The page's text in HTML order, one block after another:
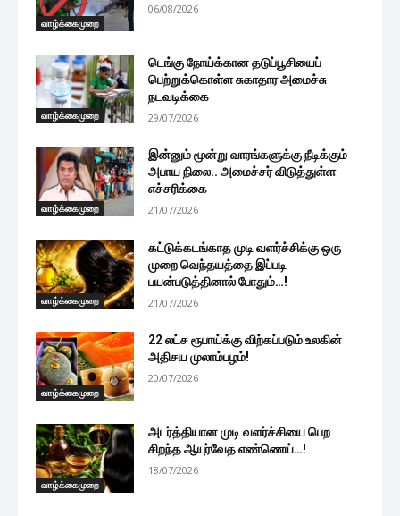
வாழ்க்கைமுறை
06/08/2026
வாழ்க்கைமுறை
டெங்கு நோய்க்கான தடுப்பூசியைப்
பெற்றுக்கொள்ள சுகாதார அமைச்சு
நடவடிக்கை
29/07/2026
வாழ்க்கைமுறை
இன்னும் மூன்று வாரங்களுக்கு நீடிக்கும்
அபாய நிலை.. அமைச்சர் விடுத்துள்ள
எச்சரிக்கை
21/07/2026
வாழ்க்கைமுறை
கட்டுக்கடங்காத முடி வளர்ச்சிக்கு ஒரு
முறை வெந்தயத்தை இப்படி
பயன்படுத்தினால் போதும்…!
21/07/2026
வாழ்க்கைமுறை
22 லட்ச ரூபாய்க்கு விற்கப்படும் உலகின்
அதிசய முலாம்பழம்!
20/07/2026
வாழ்க்கைமுறை
அடர்த்தியான முடி வளர்ச்சியை பெற
சிறந்த ஆயுர்வேத எண்ணெய்…!
18/07/2026